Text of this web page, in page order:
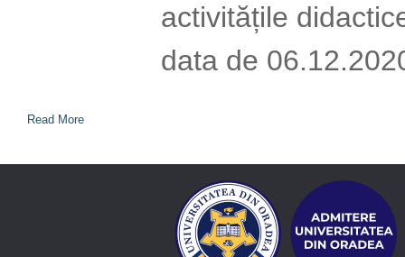
activitățile
data de
Read More